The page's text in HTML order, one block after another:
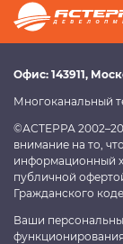
Офис: 143911,
Многоканальный
©АСТЕРРА
внимание на то,
информационный
публичной
Гражданского
Ваши